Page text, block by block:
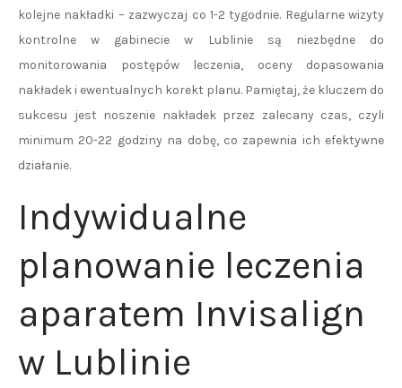
kolejne nakładki – zazwyczaj co 1-2 tygodnie. Regularne wizyty
kontrolne w gabinecie w Lublinie są niezbędne do
monitorowania postępów leczenia, oceny dopasowania
nakładek i ewentualnych korekt planu. Pamiętaj, że kluczem do
sukcesu jest noszenie nakładek przez zalecany czas, czyli
minimum 20-22 godziny na dobę, co zapewnia ich efektywne
działanie.
Indywidualne
planowanie leczenia
aparatem Invisalign
w Lublinie